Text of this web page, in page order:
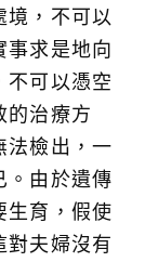
境，不可以
事求是地向
不可以憑空
的治療方
法檢出，一
。由於遺傳
生育，假使
對夫婦沒有